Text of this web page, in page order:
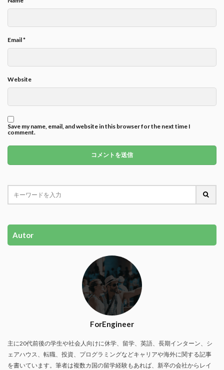
Email*
Website
Save my name, email, and website in this browser for the next time I
comment.
Autor
ForEngineer
主に20代前後の学生や社会人向けに休学、留学、英語、長期インターン、シ
ェアハウス、転職、投資、プログラミングなどキャリアや海外に関する記事
を書いています。筆者は複数カ国の留学経験もあれば、新卒の会社からレイ